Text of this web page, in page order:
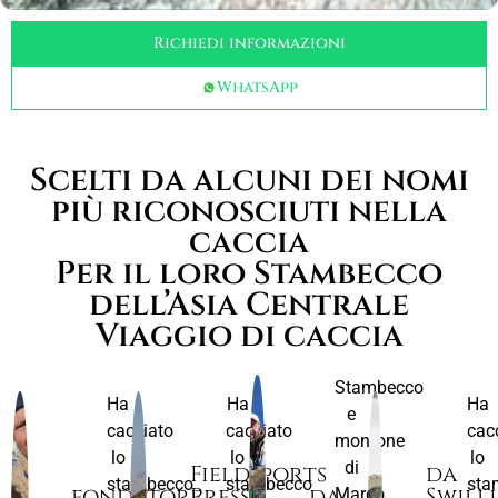
Richiedi informazioni
WhatsApp
Scelti da alcuni dei nomi
più riconosciuti nella
caccia
Per il loro Stambecco
dell’Asia Centrale
Viaggio di caccia
Ha
cacciato
lo
stambeccoFieldsports
Ha
cacciato
lo
stambecco
Stambecco
e
montone
di
da
Ha
lo